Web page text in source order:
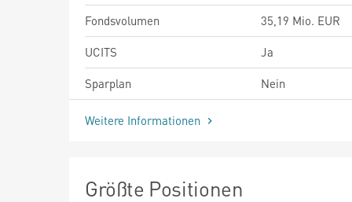
Fondsvolumen
35,19 Mio. EUR
UCITS
Ja
Sparplan
Nein
Weitere Informationen
Größte Positionen